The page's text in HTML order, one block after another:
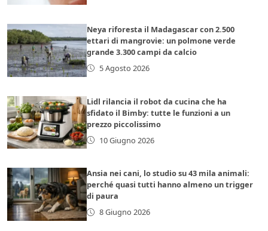
Neya riforesta il Madagascar con 2.500
ettari di mangrovie: un polmone verde
grande 3.300 campi da calcio
5 Agosto 2026
Lidl rilancia il robot da cucina che ha
sfidato il Bimby: tutte le funzioni a un
prezzo piccolissimo
10 Giugno 2026
Ansia nei cani, lo studio su 43 mila animali:
perché quasi tutti hanno almeno un trigger
di paura
8 Giugno 2026